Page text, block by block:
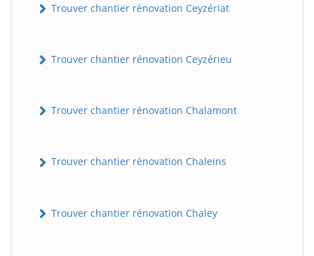
Trouver chantier rénovation Ceyzériat
Trouver chantier rénovation Ceyzérieu
Trouver chantier rénovation Chalamont
Trouver chantier rénovation Chaleins
Trouver chantier rénovation Chaley